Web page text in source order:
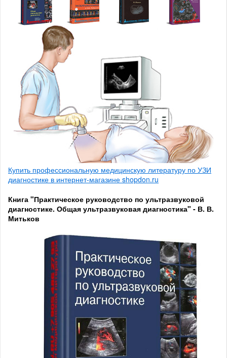
Купить профессиональную медицинскую литературу по УЗИ
диагностике в интернет-магазине shopdon.ru
Книга "Практическое руководство по ультразвуковой
диагностике. Общая ультразвуковая диагностика" - В. В.
Митьков